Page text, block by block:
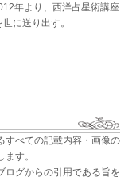
年より、西洋占星術講座
に送り出す。
すべての記載内容・画像の
す。
ログからの引用である旨を